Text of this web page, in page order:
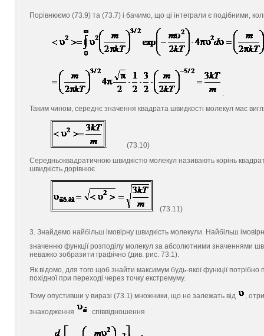
Порівнюємо (73.9) та (73.7) і бачимо, що ці інтеграли є подібними,
.
Таким чином, середнє значення квадрата швидкості молекул має
. (73.10)
Середньоквадратичною швидкістю молекул називають корінь
швидкість дорівнює
. (73.11)
3. Знайдемо найбільш імовірну швидкість молекули. Найбільш
значенню функції розподілу молекул за абсолютними значеннями
неважко зобразити графічно (див. рис. 73.1).
Як відомо, для того щоб знайти максимум будь-якої функції потрібно
похідної при переході через точку екстремуму.
Тому опустивши у виразі (73.1) множники, що не залежать від
,
знаходження
співвідношення